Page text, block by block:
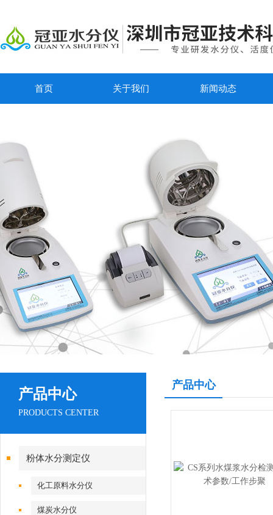
首页 关于我们 新闻动态
产品中心
PRODUCTS CENTER
粉体水分测定仪
化工原料水分仪
煤炭水分仪
产品中心